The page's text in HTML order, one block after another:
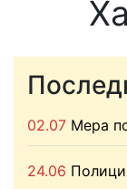
02.07 Мера
24.06